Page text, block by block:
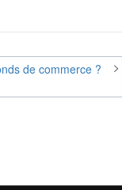
de commerce ?